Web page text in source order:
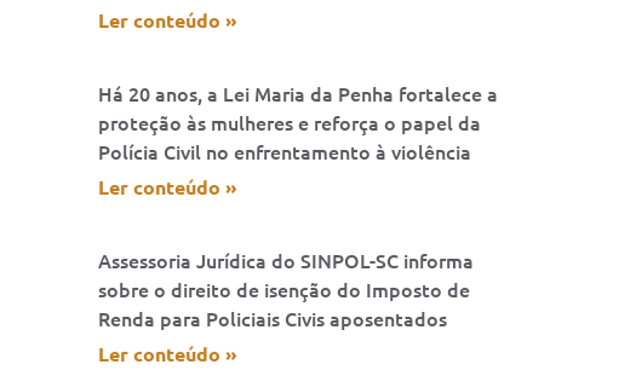
Ler conteúdo »
Há 20 anos, a Lei Maria da Penha fortalece a
proteção às mulheres e reforça o papel da
Polícia Civil no enfrentamento à violência
Ler conteúdo »
Assessoria Jurídica do SINPOL-SC informa
sobre o direito de isenção do Imposto de
Renda para Policiais Civis aposentados
Ler conteúdo »